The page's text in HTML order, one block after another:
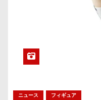
ニュース フィギュア